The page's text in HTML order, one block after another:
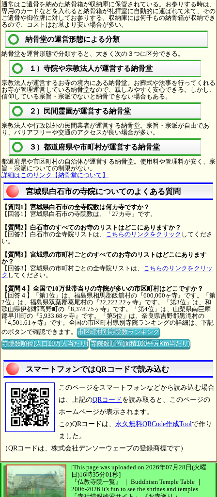
通常はご遺骨を納めた納骨箱が収納庫に保管されている。お参りする時は、
専用のカードなどを入れると納骨箱が礼拝室に自動的に運ばれて来て、その
ご遺骨や御位牌に対してお参りする。収納庫には何千もの納骨箱が収納でき
るので、コストはお墓より安い場合が多い。
納骨堂の運営形態による分類
納骨堂を運営形態で分類すると、大きく次の３つに区分できる。
１）寺院や宗教法人が運営する納骨堂
宗教法人が運営するお寺の境内にある納骨堂。お葬式や法事を行ってくれる
お寺が管理運営している納骨堂なので、親しみやすく安心できる。しかし、
信仰している宗旨・宗派でないと納骨できない場合もある。
２）民間霊園が運営する納骨堂
宗教法人や行政以外の民間業者が運営する納骨堂。宗旨・宗派が自由であ
り、バリアフリーや交通のアクセスが良い場合が多い。
３）都道府県や市町村が運営する納骨堂
都道府県や市区町村の自治体が運営する納骨堂。使用料や管理料が安く、宗
旨・宗派についての制限がない。
詳細はこのリンク【納骨堂について】
宮城県白石市の寺院についてのよくある質問
【質問1】宮城県白石市の全寺院数は何カ寺ですか？
【回答1】宮城県白石市の寺院数は、「27カ寺」です。
【質問2】白石市のすべてのお寺のリストはどこにありますか？
【回答2】白石市の全寺院リストは、 こちらのリンクをクリック してくださ
い。
【質問3】宮城県の市町村ごとのすべてのお寺のリストはどこにあります
か？
【回答3】宮城県の市町村ごとの全寺院リストは、 こちらのリンクをクリッ
ク してください。
【質問４】全国で10万世帯当りの寺院が多いの市区町村はどこですか？
【回答４】「第1位」は、福島県相馬郡飯舘村の『600,000ヶ寺』です。「第
2位」は、福島県双葉郡葛尾村の『22,222.22ヶ寺』です。「第3位」は、和
歌山県伊都郡高野町の『8,378.75ヶ寺』です。「第4位」は、山梨県南巨摩
郡早川町の『5,933.68ヶ寺』です。「第5位」は、奈良県吉野郡黒滝村の
『4,501.61ヶ寺』です。全国の市区町村県別寺院ランキングの詳細は、下記
のボタンで確認できます。市区町村別寺院数ランキング
寺院数順位(人口10万人当たり) 寺院数順位(面積100平方Km当たり)
スマートフォンではQRコードで読み込む
このページをスマートフォンなどから読み込む場合
は、上記のQRコード を読み取ると、このページの
ホームページが表示されます。
このQRコードは、 永久無料QRCode作成Toolで作り
ました。
（QRコードは、株式会社デンソーウェーブの登録商標です）
[This page was uploaded on 2026年07月28日(火曜
日)16時35分01秒]
『仏教寺院一覧』 ｜ Buddhism Temple Table ｜
2006-2026 It's fun to see the shrines and temples.